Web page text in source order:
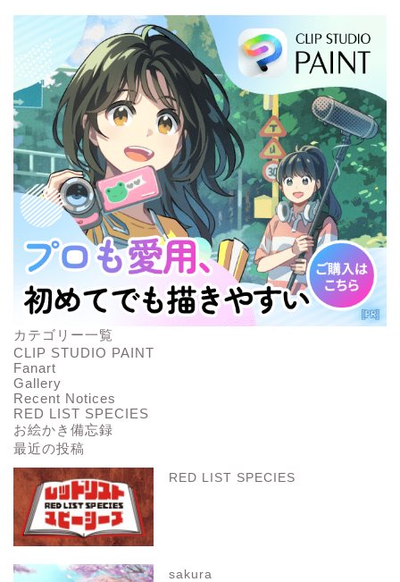
カテゴリー一覧
CLIP STUDIO PAINT
Fanart
Gallery
Recent Notices
RED LIST SPECIES
お絵かき備忘録
最近の投稿
RED LIST SPECIES
sakura